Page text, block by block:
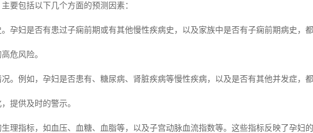
要包括以下几个方面的预测因素：
孕妇是否有患过子痫前期或有其他慢性疾病史，以及家族中是否有子痫前期病史，
危风险。
。例如，孕妇是否患有、糖尿病、肾脏疾病等慢性疾病，以及是否有其他并发症，
提供及时的警示。
理指标，如血压、血糖、血脂等，以及子宫动脉血流指数等。这些指标反映了孕妇